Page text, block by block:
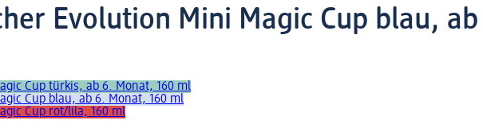
Evolution Mini Magic Cup blau,
Cup türkis, ab 6. Monat, 160 ml
Cup blau, ab 6. Monat, 160 ml
Cup rot/lila, 160 ml